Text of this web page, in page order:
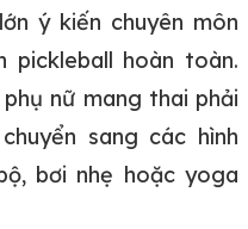
ý kiến chuyên môn
pickleball hoàn toàn.
nữ mang thai phải
sang các hình
bơi nhẹ hoặc yoga